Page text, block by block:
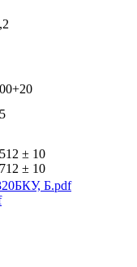
± 10
± 10
Б.pdf